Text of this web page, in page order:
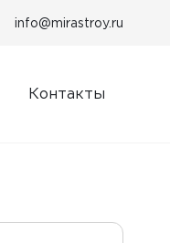
info@mirastroy.ru
Контакты